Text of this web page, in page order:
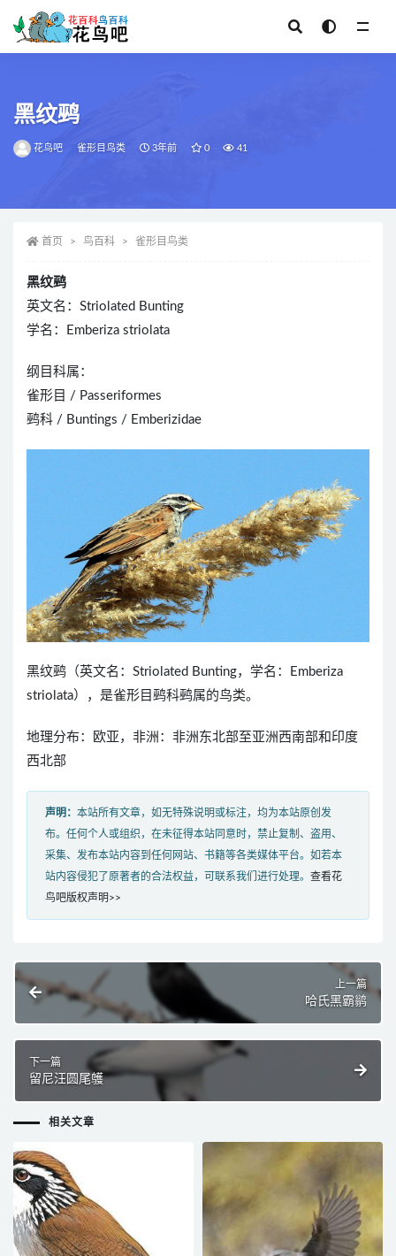
黑纹鹀
花鸟吧 雀形目鸟类 3年前 0 41
首页 鸟百科 雀形目鸟类
黑纹鹀
英文名：Striolated Bunting
学名：Emberiza striolata
纲目科属：
雀形目 / Passeriformes
鹀科 / Buntings / Emberizidae
黑纹鹀（英文名：Striolated Bunting，学名：Emberiza
striolata），是雀形目鹀科鹀属的鸟类。
地理分布：欧亚，非洲：非洲东北部至亚洲西南部和印度
西北部
声明： 本站所有文章，如无特殊说明或标注，均为本站原创发
布。任何个人或组织，在未征得本站同意时，禁止复制、盗用、
采集、发布本站内容到任何网站、书籍等各类媒体平台。如若本
站内容侵犯了原著者的合法权益，可联系我们进行处理。 查看花
鸟吧版权声明>>
上一篇
哈氏黑霸鹟
下一篇
留尼汪圆尾鹱
相关文章